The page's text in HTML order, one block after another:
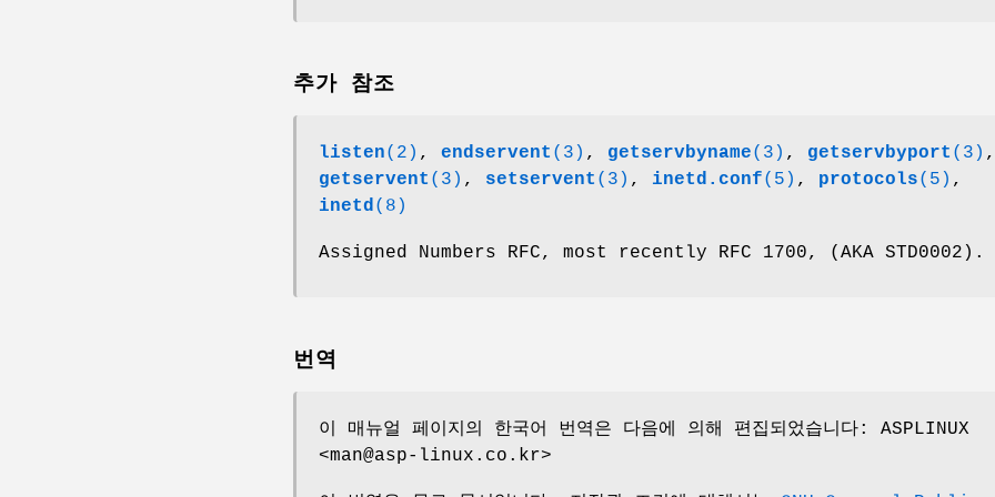
추가 참조
listen(2) , endservent (3) , getservbyname(3) , getservbyport (3) ,
getservent (3) , setservent (3) , inetd.conf(5) , protocols(5) ,
inetd(8)
Assigned Numbers RFC, most recently RFC 1700, (AKA STD0002).
번역
이 매뉴얼 페이지의 한국어 번역은 다음에 의해 편집되었습니다: ASPLINUX
<man@asp-linux.co.kr>